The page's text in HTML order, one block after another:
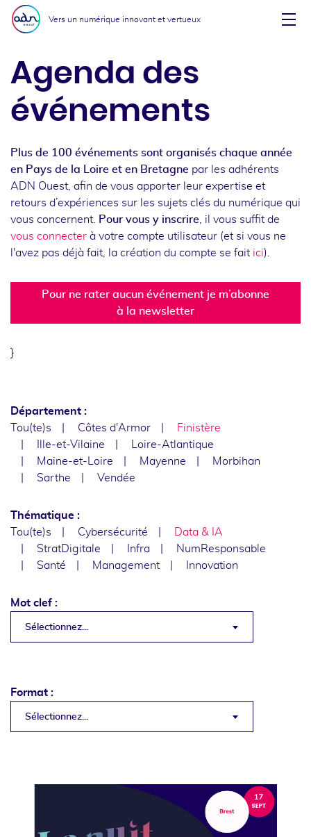
Aller au menu
Aller au contenu
Vers un numérique innovant et vertueux
Agenda des
événements
Plus de 100 événements sont organisés chaque année
en Pays de la Loire et en Bretagne par les adhérents
ADN Ouest, afin de vous apporter leur expertise et
retours d’expériences sur les sujets clés du numérique qui
vous concernent.
Pour vous y inscrire , il vous suffit de
vous connecter à votre compte utilisateur (et si vous ne
l'avez pas déjà fait, la création du compte se fait ici).
Pour ne rater aucun événement je m’abonne
à la newsletter
}
Département :
Tou(te)s
Côtes d'Armor
Finistère
Ille-et-Vilaine
Loire-Atlantique
Maine-et-Loire
Mayenne
Morbihan
Sarthe
Vendée
Thématique :
Tou(te)s
Cybersécurité
Data & IA
StratDigitale
Infra
NumResponsable
Santé
Management Innovation
Mot clef :
Sélectionnez...
Format :
Sélectionnez...